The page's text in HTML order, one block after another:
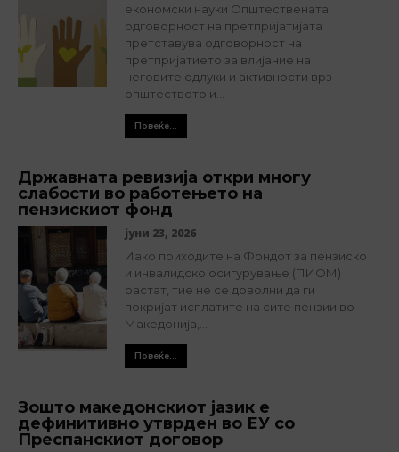
економски науки Општествената
одговорност на претпријатијата
претставува одговорност на
претпријатието за влијание на
неговите одлуки и активности врз
општеството и...
Повеќе...
Државната ревизија откри многу
слабости во работењето на
пензискиот фонд
јуни 23, 2026
Иако приходите на Фондот за пензиско
и инвалидско осигурување (ПИОМ)
растат, тие не се доволни да ги
покријат исплатите на сите пензии во
Македонија,...
Повеќе...
Зошто македонскиот јазик е
дефинитивно утврден во ЕУ со
Преспанскиот договор